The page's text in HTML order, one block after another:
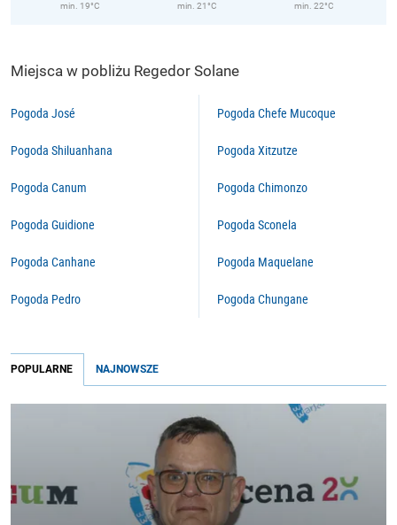
min. 19°C
min. 21°C
min. 22°C
Miejsca w pobliżu Regedor Solane
Pogoda José
Pogoda Shiluanhana
Pogoda Canum
Pogoda Guidione
Pogoda Canhane
Pogoda Pedro
Pogoda Chefe Mucoque
Pogoda Xitzutze
Pogoda Chimonzo
Pogoda Sconela
Pogoda Maquelane
Pogoda Chungane
POPULARNE NAJNOWSZE